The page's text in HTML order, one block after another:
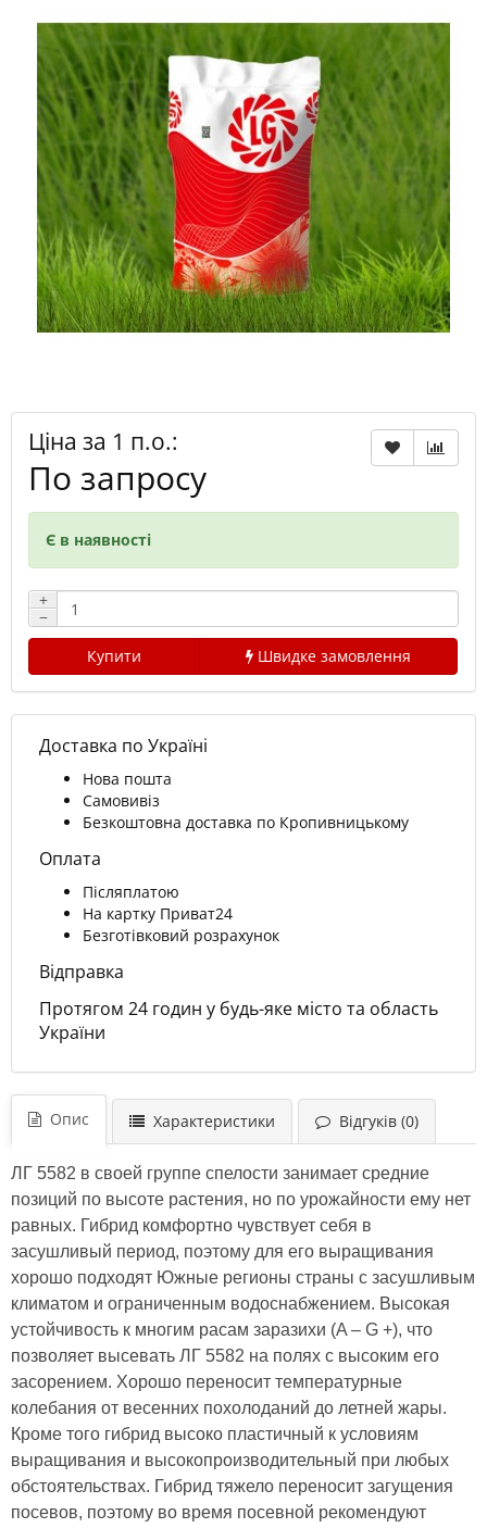
Ціна за 1 п.о.:
По запросу
Є в наявності
+
−
Купити
Швидке замовлення
Доставка по Україні
Нова пошта
Самовивіз
Безкоштовна доставка по Кропивницькому
Оплата
Післяплатою
На картку Приват24
Безготівковий розрахунок
Відправка
Протягом 24 годин у будь-яке місто та область
України
Опис Характеристики Відгуків (0)
ЛГ 5582 в своей группе спелости занимает средние
позиций по высоте растения, но по урожайности ему нет
равных. Гибрид комфортно чувствует себя в
засушливый период, поэтому для его выращивания
хорошо подходят Южные регионы страны с засушливым
климатом и ограниченным водоснабжением. Высокая
устойчивость к многим расам заразихи (A – G +), что
позволяет высевать ЛГ 5582 на полях с высоким его
засорением. Хорошо переносит температурные
колебания от весенних похолоданий до летней жары.
Кроме того гибрид высоко пластичный к условиям
выращивания и высокопроизводительный при любых
обстоятельствах. Гибрид тяжело переносит загущения
посевов, поэтому во время посевной рекомендуют